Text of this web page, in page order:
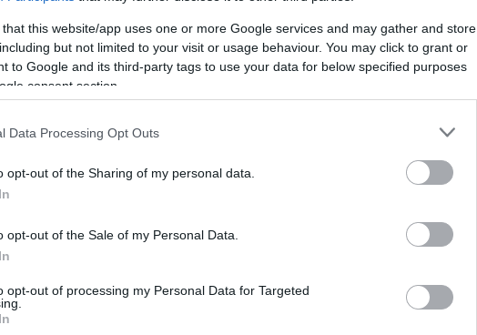
that this website/app uses one or more Google services and may gather and store
but not limited to your visit or usage behaviour. You may click to grant or
to Google and its third-party tags to use your data for below specified purposes
consent section.
Data Processing Opt Outs
opt-out of the Sharing of my personal data.
opt-out of the Sale of my Personal Data.
opt-out of processing my Personal Data for Targeted
Dürrenmatt:
miatt Ill szerepétNomád Földi László